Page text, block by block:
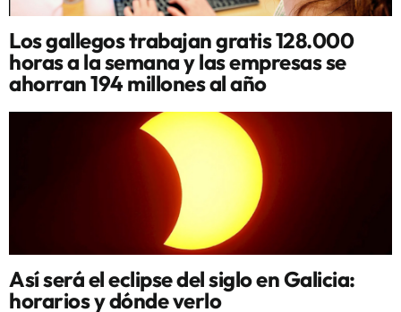
Los gallegos trabajan gratis 128.000
horas a la semana y las empresas se
ahorran 194 millones al año
Así será el eclipse del siglo en Galicia:
horarios y dónde verlo